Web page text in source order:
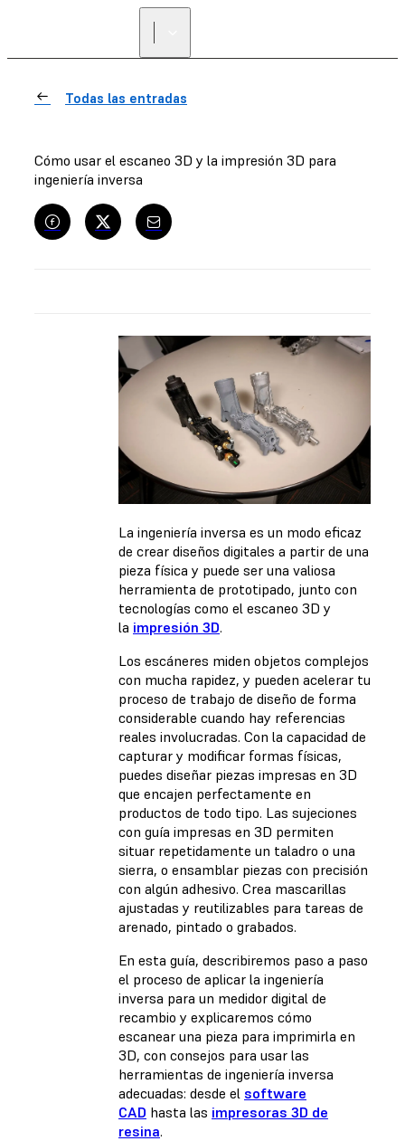
Todas las entradas
Cómo usar el escaneo 3D y la impresión 3D para
ingeniería inversa
La ingeniería inversa es un modo eficaz
de crear diseños digitales a partir de una
pieza física y puede ser una valiosa
herramienta de prototipado, junto con
tecnologías como el escaneo 3D y
la impresión 3D.
Los escáneres miden objetos complejos
con mucha rapidez, y pueden acelerar tu
proceso de trabajo de diseño de forma
considerable cuando hay referencias
reales involucradas. Con la capacidad de
capturar y modificar formas físicas,
puedes diseñar piezas impresas en 3D
que encajen perfectamente en
productos de todo tipo. Las sujeciones
con guía impresas en 3D permiten
situar repetidamente un taladro o una
sierra, o ensamblar piezas con precisión
con algún adhesivo. Crea mascarillas
ajustadas y reutilizables para tareas de
arenado, pintado o grabados.
En esta guía, describiremos paso a paso
el proceso de aplicar la ingeniería
inversa para un medidor digital de
recambio y explicaremos cómo
escanear una pieza para imprimirla en
3D, con consejos para usar las
herramientas de ingeniería inversa
adecuadas: desde el software
CAD hasta las impresoras 3D de
resina.